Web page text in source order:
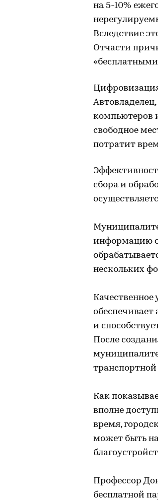
на 5-10%
Вследствие
Отчасти
компьютеров
свободное
потратит
сбора и
информацию о
нескольких
обеспечивает
и
После
Как
вполне
время,
может быть
Профессор
бесплатной